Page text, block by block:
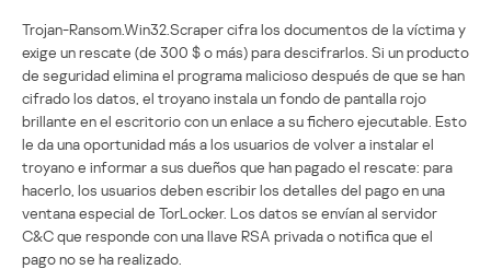
Trojan-Ransom.Win32.Scraper cifra los documentos de la víctima y
exige un rescate (de 300 $ o más) para descifrarlos. Si un producto
de seguridad elimina el programa malicioso después de que se han
cifrado los datos, el troyano instala un fondo de pantalla rojo
brillante en el escritorio con un enlace a su fichero ejecutable. Esto
le da una oportunidad más a los usuarios de volver a instalar el
troyano e informar a sus dueños que han pagado el rescate: para
hacerlo, los usuarios deben escribir los detalles del pago en una
ventana especial de TorLocker. Los datos se envían al servidor
C&C que responde con una llave RSA privada o notifica que el
pago no se ha realizado.